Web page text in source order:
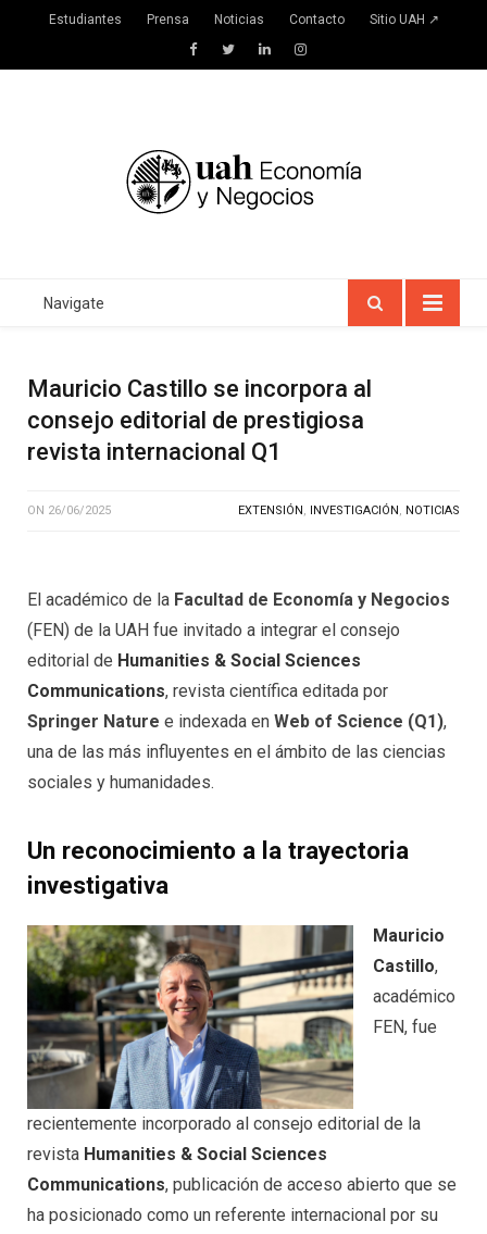
Estudiantes Prensa Noticias Contacto Sitio UAH ↗
FacebookTwitterLinkedInInstagram
Navigate
Mauricio Castillo se incorpora al
consejo editorial de prestigiosa
revista internacional Q1
ON 26/06/2025 EXTENSIÓN, INVESTIGACIÓN, NOTICIAS
El académico de la Facultad de Economía y Negocios
(FEN) de la UAH fue invitado a integrar el consejo
editorial de Humanities & Social Sciences
Communications, revista científica editada por
Springer Nature e indexada en Web of Science (Q1),
una de las más influyentes en el ámbito de las ciencias
sociales y humanidades.
Un reconocimiento a la trayectoria
investigativa
Mauricio
Castillo,
académico
FEN, fue
recientemente incorporado al consejo editorial de la
revista Humanities & Social Sciences
Communications, publicación de acceso abierto que se
ha posicionado como un referente internacional por su